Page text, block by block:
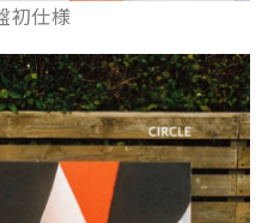
初仕様